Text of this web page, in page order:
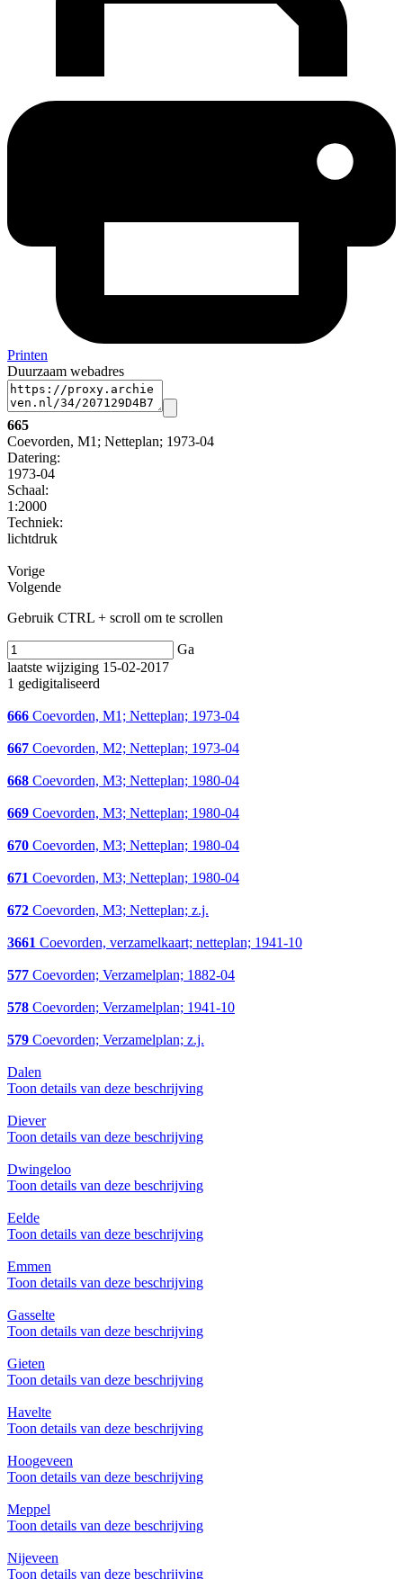
Printen
Duurzaam webadres
665
Coevorden, M1; Netteplan; 1973-04
Datering:
1973-04
Schaal:
1:2000
Techniek:
lichtdruk
Vorige
Volgende
Gebruik CTRL + scroll om te scrollen
Ga
laatste wijziging 15-02-2017
1 gedigitaliseerd
666 Coevorden, M1; Netteplan; 1973-04
667 Coevorden, M2; Netteplan; 1973-04
668 Coevorden, M3; Netteplan; 1980-04
669 Coevorden, M3; Netteplan; 1980-04
670 Coevorden, M3; Netteplan; 1980-04
671 Coevorden, M3; Netteplan; 1980-04
672 Coevorden, M3; Netteplan; z.j.
3661 Coevorden, verzamelkaart; netteplan; 1941-10
577 Coevorden; Verzamelplan; 1882-04
578 Coevorden; Verzamelplan; 1941-10
579 Coevorden; Verzamelplan; z.j.
Dalen
Toon details van deze beschrijving
Diever
Toon details van deze beschrijving
Dwingeloo
Toon details van deze beschrijving
Eelde
Toon details van deze beschrijving
Emmen
Toon details van deze beschrijving
Gasselte
Toon details van deze beschrijving
Gieten
Toon details van deze beschrijving
Havelte
Toon details van deze beschrijving
Hoogeveen
Toon details van deze beschrijving
Meppel
Toon details van deze beschrijving
Nijeveen
Toon details van deze beschrijving